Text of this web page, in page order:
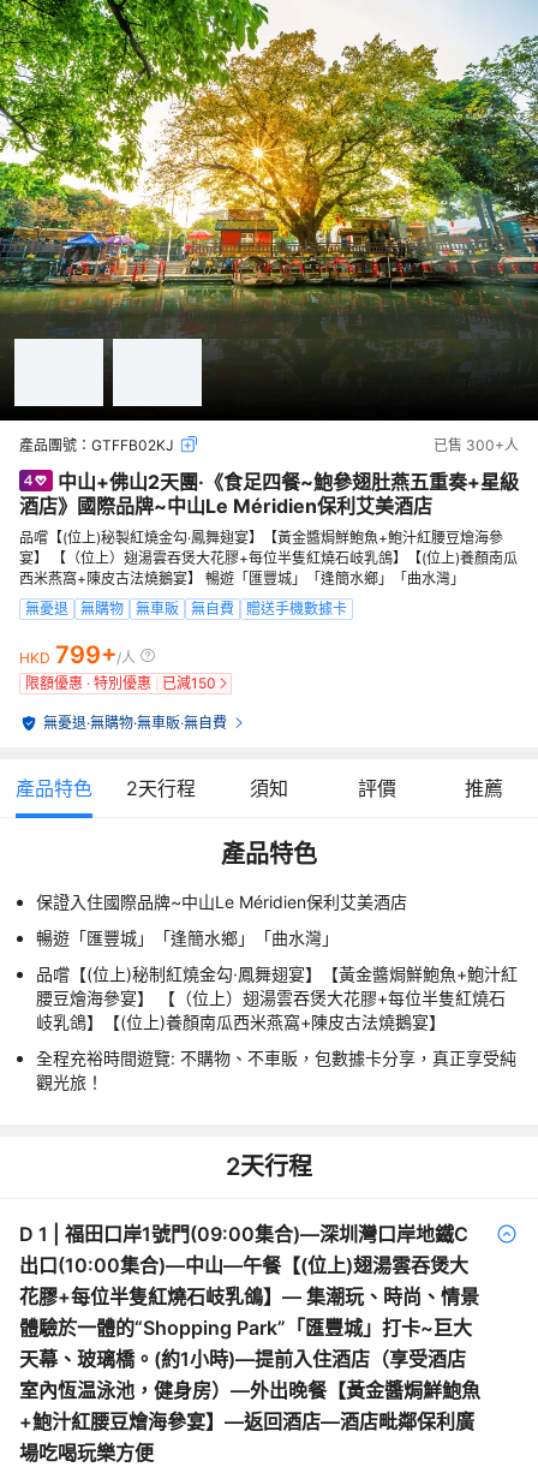
產品團號： GTFFB02KJ 已售 300+人
中山+佛山2天團·《食足四餐~鮑參翅肚燕五重奏+星級
酒店》國際品牌~中山Le Méridien保利艾美酒店
品嚐【(位上)秘製紅燒金勾·鳳舞翅宴】【黃金醬焗鮮鮑魚+鮑汁紅腰豆燴海參
宴】 【（位上）翅湯雲吞煲大花膠+每位半隻紅燒石岐乳鴿】【(位上)養顏南瓜
西米燕窩+陳皮古法燒鵝宴】 暢遊「匯豐城」「逢簡水鄉」「曲水灣」
無憂退
無購物 無車販 無自費 贈送手機數據卡
HKD 799+/人
限額優惠 · 特別優惠
已減150
無憂退·無購物·無車販·無自費
產品特色 2天行程 須知 評價 推薦
產品特色
保證入住國際品牌~中山Le Méridien保利艾美酒店
暢遊「匯豐城」「逢簡水鄉」「曲水灣」
品嚐【(位上)秘制紅燒金勾·鳳舞翅宴】【黃金醬焗鮮鮑魚+鮑汁紅
腰豆燴海參宴】 【（位上）翅湯雲吞煲大花膠+每位半隻紅燒石
岐乳鴿】【(位上)養顏南瓜西米燕窩+陳皮古法燒鵝宴】
全程充裕時間遊覽: 不購物、不車販，包數據卡分享，真正享受純
觀光旅！
2天行程
D 1
福田口岸1號門(09:00集合)—深圳灣口岸地鐵C
出口(10:00集合)—中山—午餐【(位上)翅湯雲吞煲大
花膠+每位半隻紅燒石岐乳鴿】— 集潮玩、時尚、情景
體驗於一體的“Shopping Park”「匯豐城」打卡~巨大
天幕、玻璃橋。(約1小時)—提前入住酒店（享受酒店
室內恆温泳池，健身房）—外出晚餐【黃金醬焗鮮鮑魚
+鮑汁紅腰豆燴海參宴】—返回酒店—酒店毗鄰保利廣
場吃喝玩樂方便